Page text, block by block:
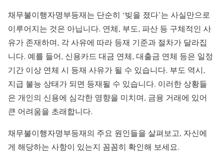
채무불이행자명부등재는 단순히 ‘빚을 졌다’는 사실만으로
이루어지는 것은 아닙니다. 연체, 부도, 파산 등 구체적인 사
유가 존재하며, 각 사유에 따라 등재 기준과 절차가 달라집
니다. 예를 들어, 신용카드 대금 연체, 대출금 연체 등은 일정
기간 이상 연체 시 등재 사유가 될 수 있습니다. 부도 역시,
지급 불능 상태가 되면 등재될 수 있습니다. 이러한 상황들
은 개인의 신용에 심각한 영향을 미치며, 금융 거래에 있어
큰 어려움을 초래합니다.
채무불이행자명부등재의 주요 원인들을 살펴보고, 자신에
게 해당하는 사항이 있는지 꼼꼼히 확인해 보세요.